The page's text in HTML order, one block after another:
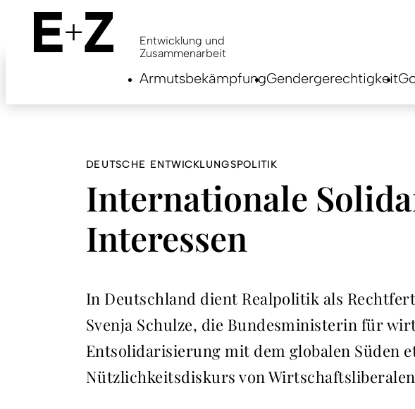
content
Entwicklung und
Zusammenarbeit
ArmutsbekämpfungGendergerechtigkeit
DEUTSCHE ENTWICKLUNGSPOLITIK
Internationale
Interessen
In Deutschland dient Realpolitik als
Svenja Schulze, die Bundesministerin für
Entsolidarisierung mit dem globalen Süden
Nützlichkeitsdiskurs von